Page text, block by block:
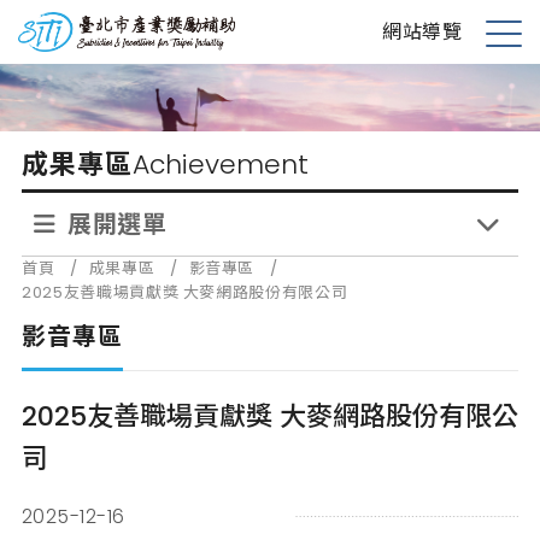
到
主
要
內
台北市產業獎勵補助 網站導覽
展
開
選
單
成果專區Achievement
展開選單
首頁 / 成果專區 / 影音專區
/
2025友善職場貢獻獎 大麥網路股份有限公司
影音專區
2025友善職場貢獻獎 大麥網路股份有限公
司
2025-12-16